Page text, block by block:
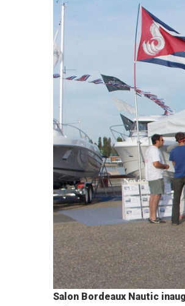
Salon Bordeaux Nautic